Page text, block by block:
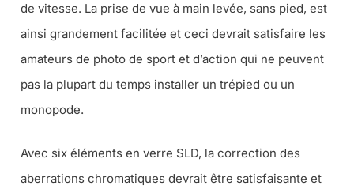
de vitesse. La prise de vue à main levée, sans pied, est
ainsi grandement facilitée et ceci devrait satisfaire les
amateurs de photo de sport et d’action qui ne peuvent
pas la plupart du temps installer un trépied ou un
monopode.
Avec six éléments en verre SLD, la correction des
aberrations chromatiques devrait être satisfaisante et